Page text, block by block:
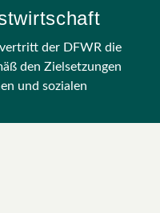
der DFWR die
den Zielsetzungen
und sozialen